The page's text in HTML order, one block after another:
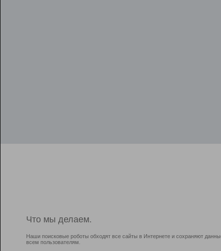
Что мы делаем.
Наши поисковые роботы обходят все сайты в Интернете и сохраняют
всем пользователям.